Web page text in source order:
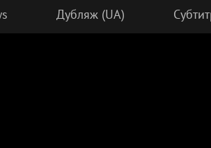
Дубляж (UA)